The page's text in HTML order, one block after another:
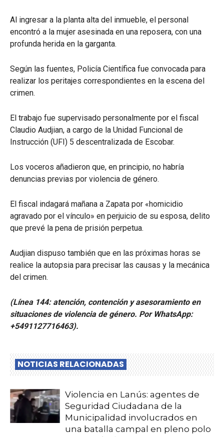
Al ingresar a la planta alta del inmueble, el personal
encontró a la mujer asesinada en una reposera, con una
profunda herida en la garganta.
Según las fuentes, Policía Científica fue convocada para
realizar los peritajes correspondientes en la escena del
crimen.
El trabajo fue supervisado personalmente por el fiscal
Claudio Audjian, a cargo de la Unidad Funcional de
Instrucción (UFI) 5 descentralizada de Escobar.
Los voceros añadieron que, en principio, no habría
denuncias previas por violencia de género.
El fiscal indagará mañana a Zapata por «homicidio
agravado por el vínculo» en perjuicio de su esposa, delito
que prevé la pena de prisión perpetua.
Audjian dispuso también que en las próximas horas se
realice la autopsia para precisar las causas y la mecánica
del crimen.
(Línea 144: atención, contención y asesoramiento en
situaciones de violencia de género. Por WhatsApp:
+5491127716463).
NOTICIAS RELACIONADAS
Violencia en Lanús: agentes de
Seguridad Ciudadana de la
Municipalidad involucrados en
una batalla campal en pleno polo